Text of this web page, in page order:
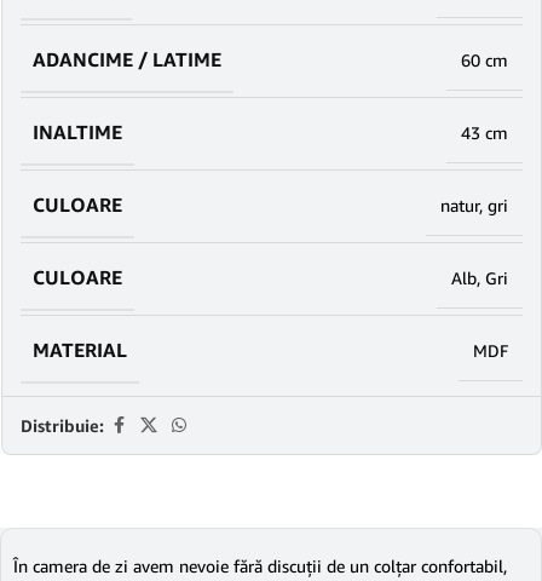
ADANCIME / LATIME 60 cm
INALTIME 43 cm
CULOARE natur, gri
CULOARE Alb, Gri
MATERIAL MDF
Distribuie:
În camera de zi avem nevoie fără discuţii de un colţar confortabil,